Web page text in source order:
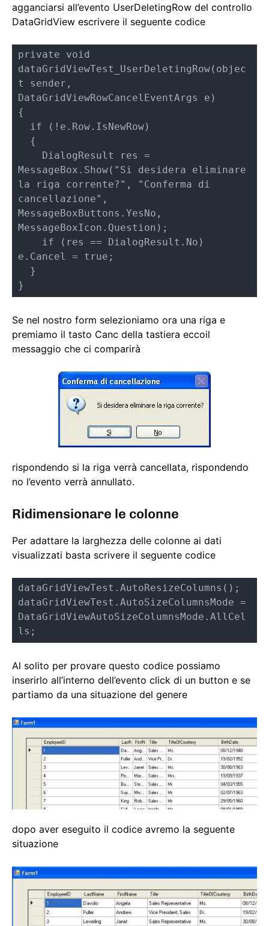
agganciarsi all’evento UserDeletingRow del controllo
DataGridView escrivere il seguente codice
private void
dataGridViewTest_UserDeletingRow(objec
t sender,
DataGridViewRowCancelEventArgs e)
{
MessageBox.Show("Si desidera eliminare
la riga corrente?", "Conferma di
cancellazione",
MessageBoxButtons.YesNo,
MessageBoxIcon.Question);
e.Cancel = true;
}
Se nel nostro form selezioniamo ora una riga e
premiamo il tasto Canc della tastiera eccoil
messaggio che ci comparirà
rispondendo si la riga verrà cancellata, rispondendo
no l’evento verrà annullato.
Ridimensionare le colonne
Per adattare la larghezza delle colonne ai dati
visualizzati basta scrivere il seguente codice
dataGridViewTest.AutoResizeColumns();
dataGridViewTest.AutoSizeColumnsMode =
DataGridViewAutoSizeColumnsMode.AllCel
ls;
Al solito per provare questo codice possiamo
inserirlo all’interno dell’evento click di un button e se
partiamo da una situazione del genere
dopo aver eseguito il codice avremo la seguente
situazione